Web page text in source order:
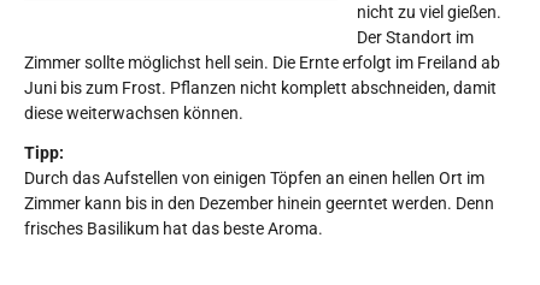
nicht zu viel gießen.
Der Standort im
Zimmer sollte möglichst hell sein. Die Ernte erfolgt im Freiland ab
Juni bis zum Frost. Pflanzen nicht komplett abschneiden, damit
diese weiterwachsen können.
Tipp:
Durch das Aufstellen von einigen Töpfen an einen hellen Ort im
Zimmer kann bis in den Dezember hinein geerntet werden. Denn
frisches Basilikum hat das beste Aroma.